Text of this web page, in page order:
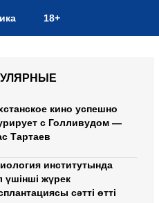
18+
кино успешно
с Голливудом —
Тартаев
институтында
үшінші жүрек
сәтті өтті